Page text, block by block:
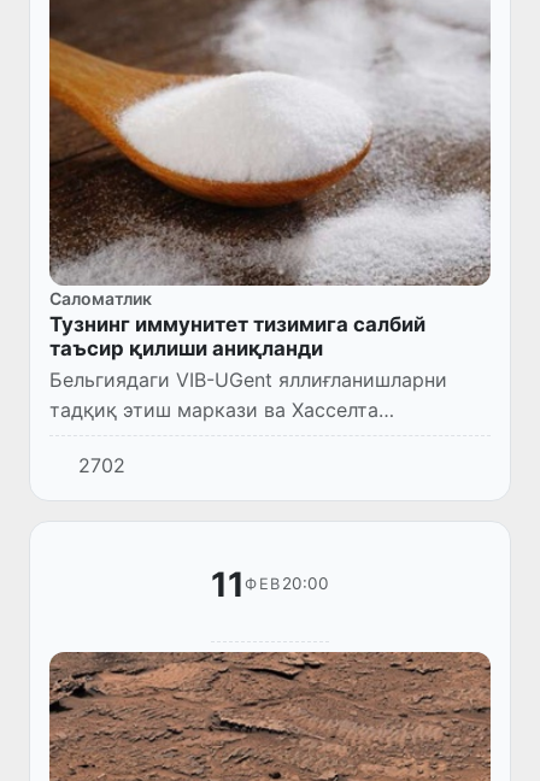
Саломатлик
Тузнинг иммунитет тизимига салбий
таъсир қилиши аниқланди
Бельгиядаги VIB-UGent яллиғланишларни
тадқиқ этиш маркази ва Хасселта
университети, шунингдек, Германиянинг
Макс Дельбрюк маркази мутахассислари
рациондаги ортиқча тузнинг иммуните...
2702
11ФЕВ 20:00